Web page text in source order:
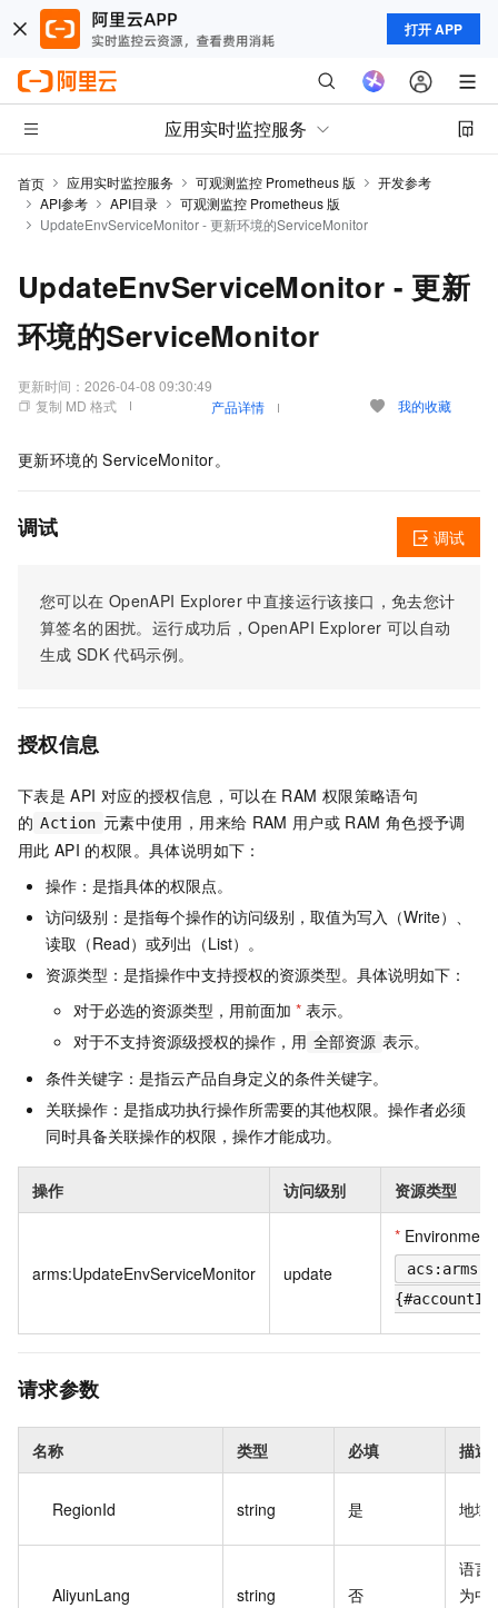
打开 APP
应用实时监控服务
首页 应用实时监控服务 可观测监控 Prometheus 版
开发参考
API参考
API目录
可观测监控 Prometheus 版
UpdateEnvServiceMonitor - 更新环境的ServiceMonitor
UpdateEnvServiceMonitor - 更新
环境的ServiceMonitor
更新时间： 2026-04-08 09:30:49
复制 MD 格式
产品详情 我的收藏
更新环境的 ServiceMonitor。
调试
您可以在 OpenAPI Explorer 中直接运行该接口，免去您计
算签名的困扰。运行成功后，OpenAPI Explorer 可以自动
生成 SDK 代码示例。
调试
授权信息
下表是 API 对应的授权信息，可以在 RAM 权限策略语句
的 Action 元素中使用，用来给 RAM 用户或 RAM 角色授予调
用此 API 的权限。具体说明如下：
操作：是指具体的权限点。
访问级别：是指每个操作的访问级别，取值为写入（Write）、
读取（Read）或列出（List）。
资源类型：是指操作中支持授权的资源类型。具体说明如下：
对于必选的资源类型，用前面加 * 表示。
对于不支持资源级授权的操作，用 全部资源 表示。
条件关键字：是指云产品自身定义的条件关键字。
关联操作：是指成功执行操作所需要的其他权限。操作者必须
同时具备关联操作的权限，操作才能成功。
操作 访问级别 资源类型
arms:UpdateEnvServiceMonitor update
* Environment
请求参数
名称 类型 必填 描述
RegionId string 是 地域
AliyunLang string 否
语言
为中